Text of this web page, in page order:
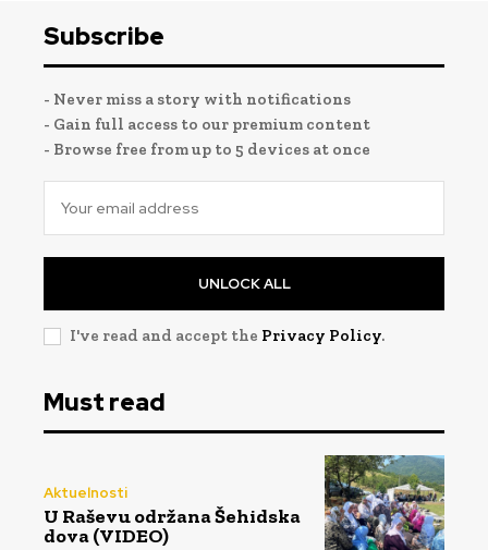
Subscribe
- Never miss a story with notifications
- Gain full access to our premium content
- Browse free from up to 5 devices at once
UNLOCK ALL
I've read and accept the Privacy Policy.
Must read
Aktuelnosti
U Raševu održana Šehidska
dova (VIDEO)